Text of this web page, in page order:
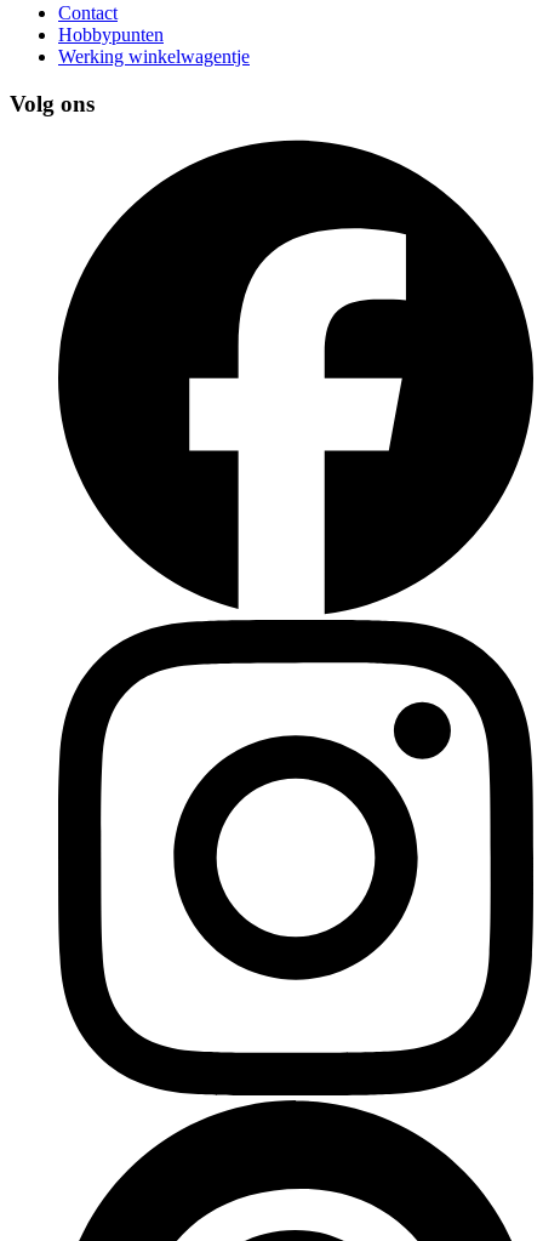
Contact
Hobbypunten
Werking winkelwagentje
Volg ons